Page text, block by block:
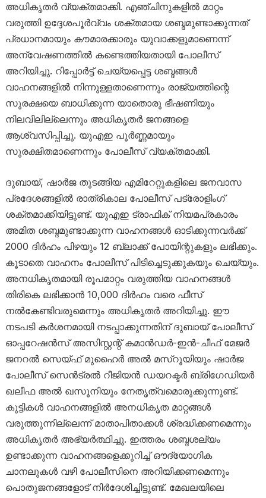
അധികൃതർ വ്യക്തമാക്കി. എഞ്ചിനുകളിൽ മാറ്റം
വരുത്തി ഉദ്ദേശപൂർവ്വം ശക്തമായ ശബ്ദമുണ്ടാക്കുന്നത്
പ്രധാനമായും കൗമാരക്കാരും യുവാക്കളുമാണെന്ന്
അന്വേഷണത്തിൽ കണ്ടെത്തിയതായി പോലീസ്
അറിയിച്ചു. റിപ്പോർട്ട് ചെയ്യപ്പെട്ട ശബ്ദങ്ങൾ
വാഹനങ്ങളിൽ നിന്നുള്ളതാണെന്നും രാജ്യത്തിന്റെ
സുരക്ഷയെ ബാധിക്കുന്ന യാതൊരു ഭീഷണിയും
നിലവിലില്ലെന്നും അധികൃതർ ജനങ്ങളെ
ആശ്വസിപ്പിച്ചു. യുഎഇ പൂർണ്ണമായും
സുരക്ഷിതമാണെന്നും പോലീസ് വ്യക്തമാക്കി.
ദുബായ്, ഷാർജ തുടങ്ങിയ എമിറേറ്റുകളിലെ ജനവാസ
പ്രദേശങ്ങളിൽ രാത്രികാല പോലീസ് പട്രോളിംഗ്
ശക്തമാക്കിയിട്ടുണ്ട്. യുഎഇ ട്രാഫിക് നിയമപ്രകാരം
അമിത ശബ്ദമുണ്ടാക്കുന്ന വാഹനങ്ങൾ ഓടിക്കുന്നവർക്ക്
2000 ദിർഹം പിഴയും 12 ബ്ലാക്ക് പോയിന്റുകളും ലഭിക്കും.
കൂടാതെ വാഹനം പോലീസ് പിടിച്ചെടുക്കുകയും ചെയ്യും.
അനധികൃതമായി രൂപമാറ്റം വരുത്തിയ വാഹനങ്ങൾ
തിരികെ ലഭിക്കാൻ 10,000 ദിർഹം വരെ ഫീസ്
നൽകേണ്ടിവരുമെന്നും അധികൃതർ അറിയിച്ചു. ഈ
നടപടി കർശനമായി നടപ്പാക്കുന്നതിന് ദുബായ് പോലീസ്
ഓപ്പറേഷൻസ് അസിസ്റ്റന്റ് കമാൻഡർ-ഇൻ-ചീഫ് മേജർ
ജനറൽ സെയ്ഫ് മുഹൈർ അൽ മസ്‌റൂയിയും ഷാർജ
പോലീസ് സെൻട്രൽ റീജിയൻ ഡയറക്ടർ ബ്രിഗേഡിയർ
ഖലീഫ അൽ ഖസൂനിയും നേതൃത്വമൊരുക്കുന്നുണ്ട്.
കുട്ടികൾ വാഹനങ്ങളിൽ അനധികൃത മാറ്റങ്ങൾ
വരുത്തുന്നില്ലെന്ന് മാതാപിതാക്കൾ ശ്രദ്ധിക്കണമെന്നും
അധികൃതർ അഭ്യർത്ഥിച്ചു. ഇത്തരം ശബ്ദശല്യം
ഉണ്ടാക്കുന്ന വാഹനങ്ങളെക്കുറിച്ച് ഔദ്യോഗിക
ചാനലുകൾ വഴി പോലീസിനെ അറിയിക്കണമെന്നും
പൊതുജനങ്ങളോട് നിർദേശിച്ചിട്ടുണ്ട്. മേഖലയിലെ